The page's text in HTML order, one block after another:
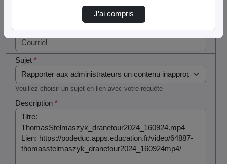
Courriel*
Sujet*
Veuillez choisir un sujet en lien avec votre requête
Description*
J’ai compris